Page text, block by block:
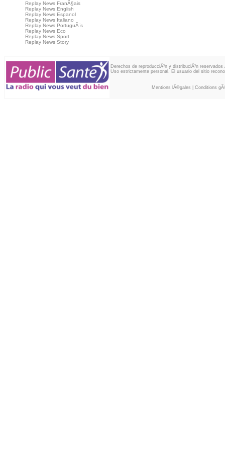
Replay News FranÃ§ais
Replay News English
Replay News Espanol
Replay News Italiano
Replay News PortuguÃ¨s
Replay News Eco
Replay News Sport
Replay News Story
Derechos de reproducciÃ³n y distribuciÃ³n
Uso estrictamente personal. El usuario del sitio
Mentions lÃ©gales Conditions